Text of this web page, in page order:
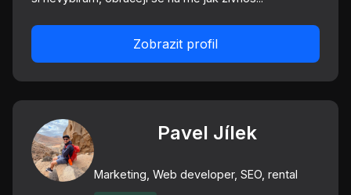
Zobrazit profil
Pavel Jílek
Marketing, Web developer, SEO, rental